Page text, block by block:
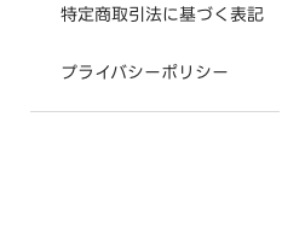
特定商取引法に基づく表記
プライバシーポリシー